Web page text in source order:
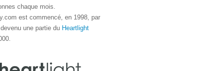
chaque mois.
est commencé, en 1998, par
une partie du Heartlight